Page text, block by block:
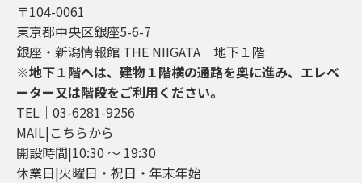
〒104-0061
東京都中央区銀座5-6-7
銀座・新潟情報館 THE NIIGATA 地下１階
※地下１階へは、建物１階横の通路を奥に進み、エレベ
ーター又は階段をご利用ください。
TEL│03-6281-9256
MAIL|こちらから
開設時間|10:30 ～ 19:30
休業日|火曜日・祝日・年末年始